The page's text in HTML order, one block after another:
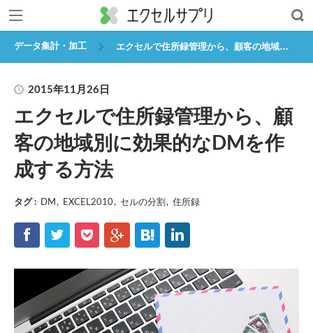
データ集計・加工 エクセルで住所録管理から、顧客の地域別に効果的なDMを作成する方法
2015年11月26日
エクセルで住所録管理から、顧
客の地域別に効果的なDMを作
成する方法
タグ : DM EXCEL2010 セルの分割 住所録
f t p g h l
,